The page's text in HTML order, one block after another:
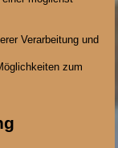
Verarbeitung und
zum